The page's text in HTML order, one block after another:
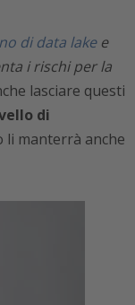
di data lakee
i rischi per la
lasciare questi
di
manterrà anche